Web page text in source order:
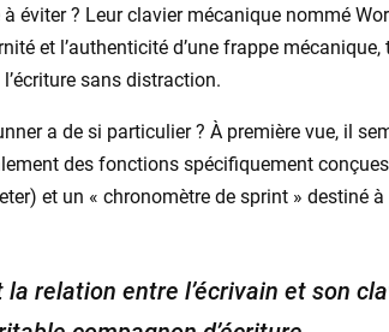
éviter ? Leur clavier mécanique nommé
et l’authenticité d’une frappe
sans distraction.
a de si particulier ? À première vue, il
des fonctions spécifiquement
et un « chronomètre de sprint » destiné
relation entre l’écrivain et son